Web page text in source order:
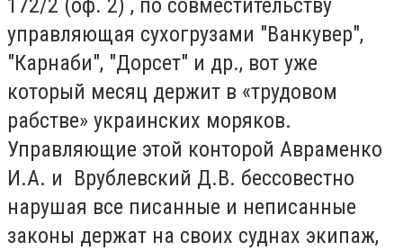
172/2 (оф. 2) , по совместительству
управляющая сухогрузами "Ванкувер",
"Карнаби", "Дорсет" и др., вот уже
который месяц держит в «трудовом
рабстве» украинских моряков.
Управляющие этой конторой Авраменко
И.А. и Врублевский Д.В. бессовестно
нарушая все писанные и неписанные
законы держат на своих суднах экипаж,